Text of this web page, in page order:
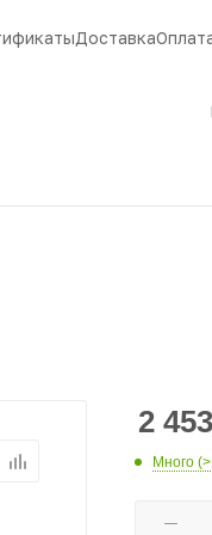
Доставка
2 453
Много